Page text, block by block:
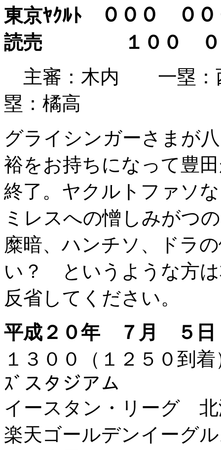
東京ﾔｸﾙﾄ ０００ ０
読売 １００
主審：木内 一塁
塁：橘高
グライシンガーさまが
裕をお持ちになって豊
終了。ヤクルトファソ
ミレスへの憎しみがつ
糜暗、ハンチソ、ドラ
い？ というような方は
反省してください。
平成２０年 ７月 ５日
１３００（１２５０到
ｽﾞスタジアム
イースタン・リーグ 北
楽天ゴールデンイーグ